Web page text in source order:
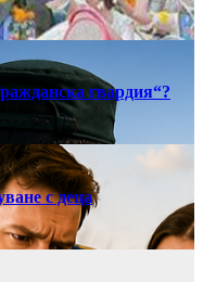
гвардия“?
с деца